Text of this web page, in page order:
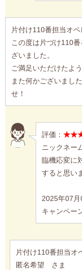
片付け110番担当オペ
この度は片づけ110
ざいました。
ご満足いただけたよ
また何かございまし
せ！
評価：
ニックネー
臨機応変に
すると思い
2025年07
キャンペー
片付け110番担当オ
匿名希望 さま